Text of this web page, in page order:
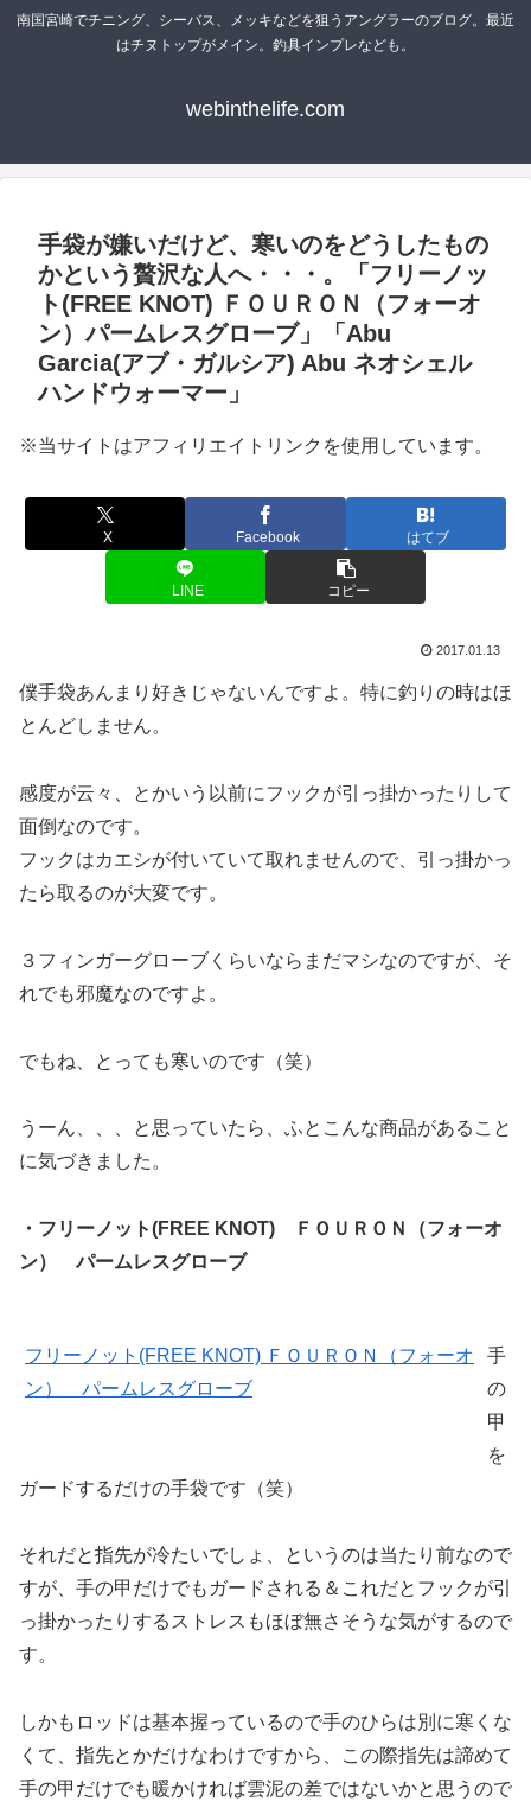
南国宮崎でチニング、シーバス、メッキなどを狙うアングラーのブログ。最近
はチヌトップがメイン。釣具インプレなども。
webinthelife.com
手袋が嫌いだけど、寒いのをどうしたもの
かという贅沢な人へ・・・。「フリーノッ
ト(FREE KNOT) ＦＯＵＲＯＮ（フォーオ
ン）パームレスグローブ」「Abu
Garcia(アブ・ガルシア) Abu ネオシェル
ハンドウォーマー」
※当サイトはアフィリエイトリンクを使用しています。
X Facebook はてブ
LINE コピー
2017.01.13
僕手袋あんまり好きじゃないんですよ。特に釣りの時はほ
とんどしません。
感度が云々、とかいう以前にフックが引っ掛かったりして
面倒なのです。
フックはカエシが付いていて取れませんので、引っ掛かっ
たら取るのが大変です。
３フィンガーグローブくらいならまだマシなのですが、そ
れでも邪魔なのですよ。
でもね、とっても寒いのです（笑）
うーん、、、と思っていたら、ふとこんな商品があること
に気づきました。
・フリーノット(FREE KNOT) ＦＯＵＲＯＮ（フォーオ
ン） パームレスグローブ
フリーノット(FREE KNOT) ＦＯＵＲＯＮ（フォーオ
ン） パームレスグローブ
手
の
甲
を
ガードするだけの手袋です（笑）
それだと指先が冷たいでしょ、というのは当たり前なので
すが、手の甲だけでもガードされる＆これだとフックが引
っ掛かったりするストレスもほぼ無さそうな気がするので
す。
しかもロッドは基本握っているので手のひらは別に寒くな
くて、指先とかだけなわけですから、この際指先は諦めて
手の甲だけでも暖かければ雲泥の差ではないかと思うので